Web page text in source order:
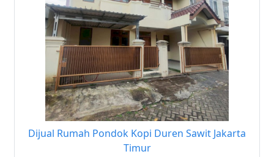
Dijual Rumah Pondok Kopi Duren Sawit Jakarta
Timur